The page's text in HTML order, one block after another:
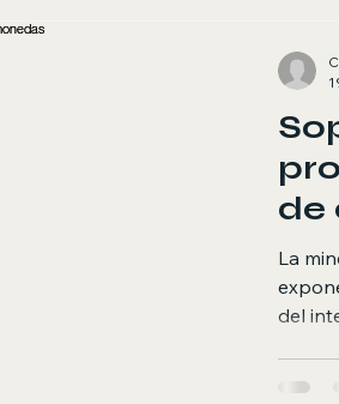
de
La
del